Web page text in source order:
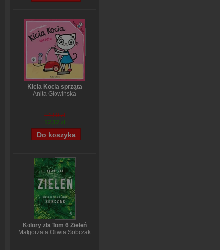
Kicia Kocia sprząta
Anita Głowińska
14,90 zł
12,12 zł
Kolory zła Tom 6 Zieleń
Małgorzata Oliwia Sobczak